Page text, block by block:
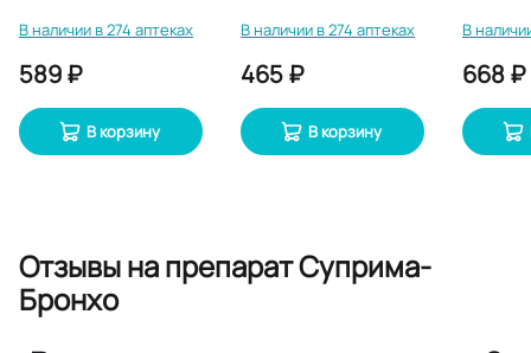
В наличии в 274 аптеках
589 ₽
В корзину
В наличии в 274 аптеках
465 ₽
В корзину
В
668 ₽
Отзывына препарат Суприма-
Бронхо